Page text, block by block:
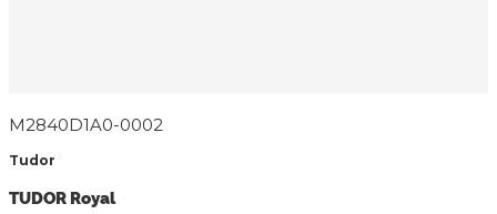
M2840D1A0-0002
Tudor
TUDOR Royal